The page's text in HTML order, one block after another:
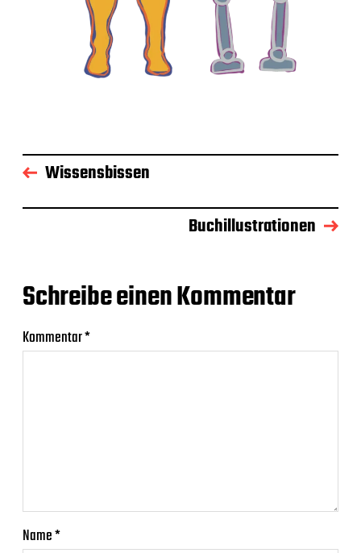
Wissensbissen
Buchillustrationen
Schreibe einen Kommentar
Kommentar*
Name*